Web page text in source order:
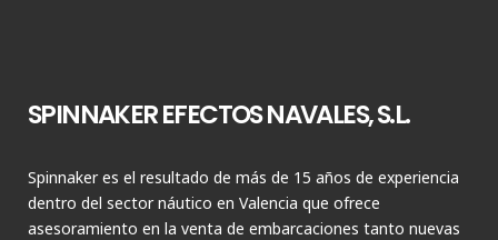
SPINNAKER EFECTOS NAVALES, S.L.
Spinnaker es el resultado de más de 15 años de experiencia
dentro del sector náutico en Valencia que ofrece
asesoramiento en la venta de embarcaciones tanto nuevas